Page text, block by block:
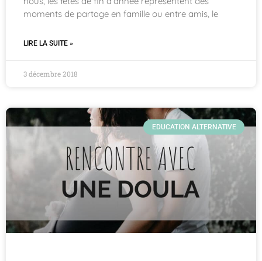
moments de partage en famille ou entre amis, le
LIRE LA SUITE »
3 décembre 2018
EDUCATION ALTERNATIVE